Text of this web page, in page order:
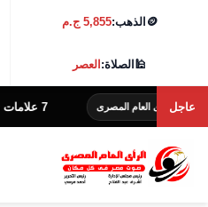
🪙 الذهب:5,855 ج.م
🕌الصلاة:العصر
عاجل
العام المصرى